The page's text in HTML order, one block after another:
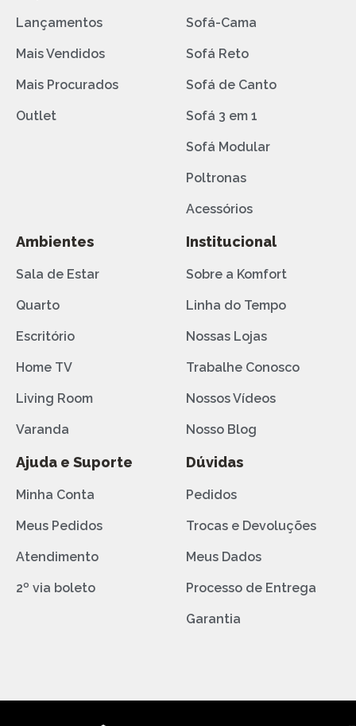
Lançamentos
Mais Vendidos
Mais Procurados
Outlet
Sofá-Cama
Sofá Reto
Sofá de Canto
Sofá 3 em 1
Sofá Modular
Poltronas
Acessórios
Ambientes
Sala de Estar
Quarto
Escritório
Home TV
Living Room
Varanda
Institucional
Sobre a Komfort
Linha do Tempo
Nossas Lojas
Trabalhe Conosco
Nossos Vídeos
Nosso Blog
Ajuda e Suporte
Minha Conta
Meus Pedidos
Atendimento
2º via boleto
Dúvidas
Pedidos
Trocas e Devoluções
Meus Dados
Processo de Entrega
Garantia